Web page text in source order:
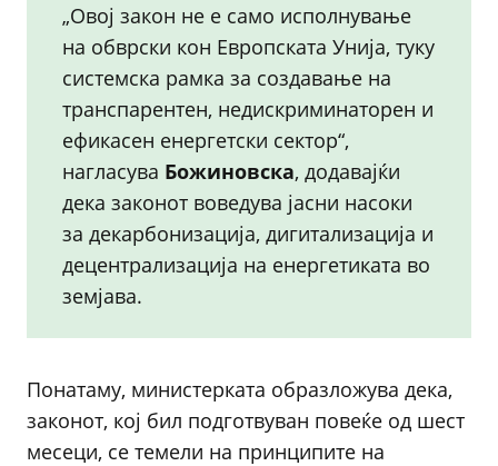
„Овој закон не е само исполнување
на обврски кон Европската Унија, туку
системска рамка за создавање на
транспарентен, недискриминаторен и
ефикасен енергетски сектор“,
нагласува Божиновска, додавајќи
дека законот воведува јасни насоки
за декарбонизација, дигитализација и
децентрализација на енергетиката во
земјава.
Понатаму, министерката образложува дека,
законот, кој бил подготвуван повеќе од шест
месеци, се темели на принципите на